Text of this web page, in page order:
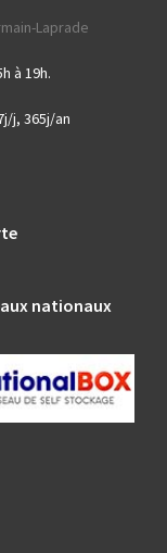
Laprade
à 19h.
j, 365j/an
nationaux